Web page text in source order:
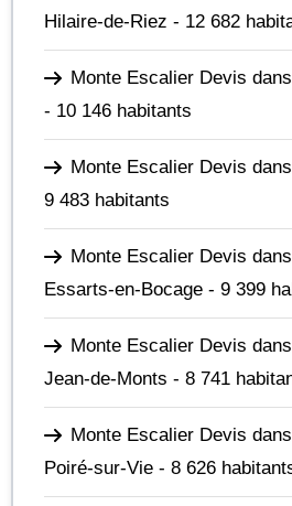
Hilaire-de-Riez - 12 682
Monte Escalier Devis
- 10 146 habitants
Monte Escalier Devis
9 483 habitants
Monte Escalier Devis
Essarts-en-Bocage - 9 399
Monte Escalier Devis
Jean-de-Monts - 8 741
Monte Escalier Devis
Poiré-sur-Vie - 8 626